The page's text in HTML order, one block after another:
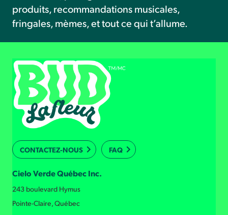
produits, recommandations musicales,
fringales, mèmes, et tout ce qui t’allume.
CONTACTEZ-NOUS FAQ
Cielo Verde Québec Inc.
243 boulevard Hymus
Pointe-Claire, Québec